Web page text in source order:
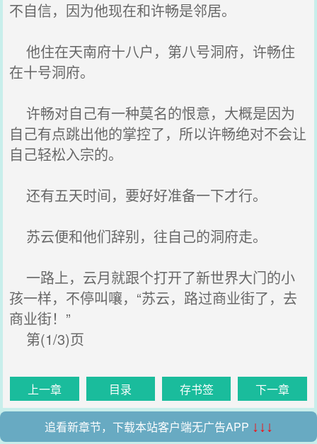
不自信，因为他现在和许畅是邻居。
他住在天南府十八户，第八号洞府，许畅住
在十号洞府。
许畅对自己有一种莫名的恨意，大概是因为
自己有点跳出他的掌控了，所以许畅绝对不会让
自己轻松入宗的。
还有五天时间，要好好准备一下才行。
苏云便和他们辞别，往自己的洞府走。
一路上，云月就跟个打开了新世界大门的小
孩一样，不停叫嚷，“苏云，路过商业街了，去
商业街！”
第(1/3)页
上一章 目录 存书签 下一章
追看新章节，下载本站客户端无广告APP ↓↓↓